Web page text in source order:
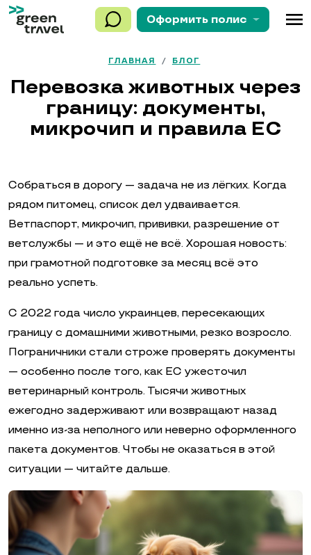
Оформить полис menu
ГЛАВНАЯ / БЛОГ
Перевозка животных через
границу: документы,
микрочип и правила ЕС
Собраться в дорогу — задача не из лёгких. Когда
рядом питомец, список дел удваивается.
Ветпаспорт, микрочип, прививки, разрешение от
ветслужбы — и это ещё не всё. Хорошая новость:
при грамотной подготовке за месяц всё это
реально успеть.
С 2022 года число украинцев, пересекающих
границу с домашними животными, резко возросло.
Пограничники стали строже проверять документы
— особенно после того, как ЕС ужесточил
ветеринарный контроль. Тысячи животных
ежегодно задерживают или возвращают назад
именно из-за неполного или неверно оформленного
пакета документов. Чтобы не оказаться в этой
ситуации — читайте дальше.